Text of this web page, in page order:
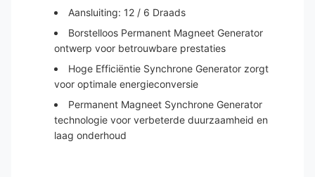
Aansluiting: 12 / 6 Draads
Borstelloos Permanent Magneet Generator
ontwerp voor betrouwbare prestaties
Hoge Efficiëntie Synchrone Generator zorgt
voor optimale energieconversie
Permanent Magneet Synchrone Generator
technologie voor verbeterde duurzaamheid en
laag onderhoud